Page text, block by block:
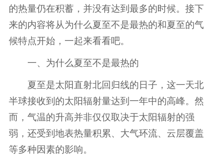
的热量仍在积蓄，并没有达到最多的时候。接下
来的内容将从为什么夏至不是最热的和夏至的气
候特点开始，一起来看看吧。
一、为什么夏至不是最热的
夏至是太阳直射北回归线的日子，这一天北
半球接收到的太阳辐射量达到一年中的高峰。然
而，气温的升高并非仅仅取决于太阳辐射的强
弱，还受到地表热量积累、大气环流、云层覆盖
等多种因素的影响。